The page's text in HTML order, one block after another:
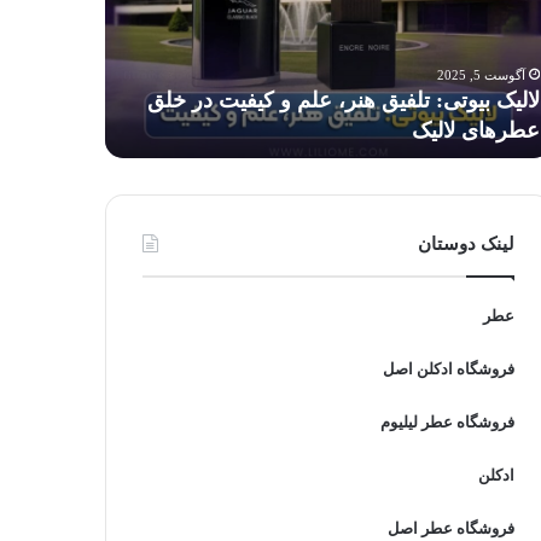
آگوست 5, 2025
لالیک بیوتی: تلفیق هنر، علم و کیفیت در خلق
عطرهای لالیک
کودکان
خطرناک
لینک دوستان
عطر
فروشگاه ادکلن اصل
فروشگاه عطر لیلیوم
ادکلن
فروشگاه عطر اصل